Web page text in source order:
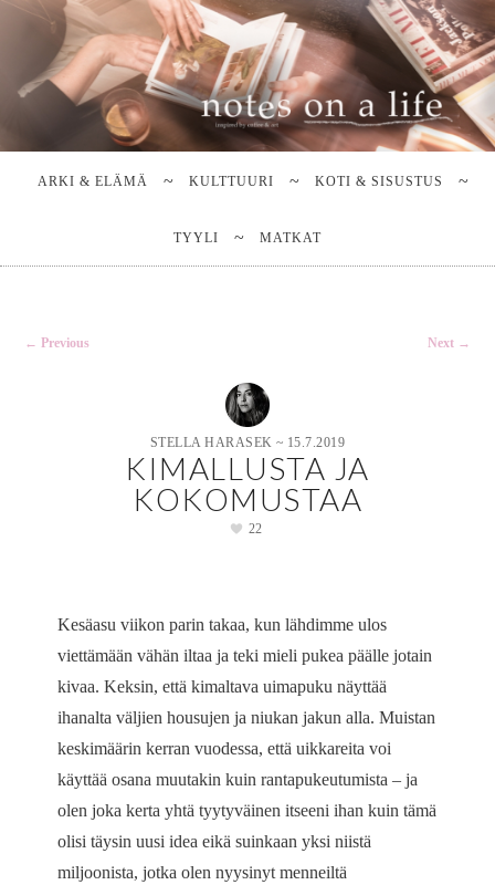
Notes on a life
Stella Harasek & Jarno Jussila
ARKI & ELÄMÄ KULTTUURI KOTI & SISUSTUS
TYYLI MATKAT
Post
← Previous Next →
STELLA HARASEK ~ 15.7.2019
KIMALLUSTA JA
KOKOMUSTAA
22
Kesäasu viikon parin takaa, kun lähdimme ulos
viettämään vähän iltaa ja teki mieli pukea päälle jotain
kivaa. Keksin, että kimaltava uimapuku näyttää
ihanalta väljien housujen ja niukan jakun alla. Muistan
keskimäärin kerran vuodessa, että uikkareita voi
käyttää osana muutakin kuin rantapukeutumista – ja
olen joka kerta yhtä tyytyväinen itseeni ihan kuin tämä
olisi täysin uusi idea eikä suinkaan yksi niistä
miljoonista, jotka olen nyysinyt menneiltä